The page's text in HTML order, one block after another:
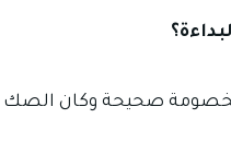
صحيحة وكان الصك